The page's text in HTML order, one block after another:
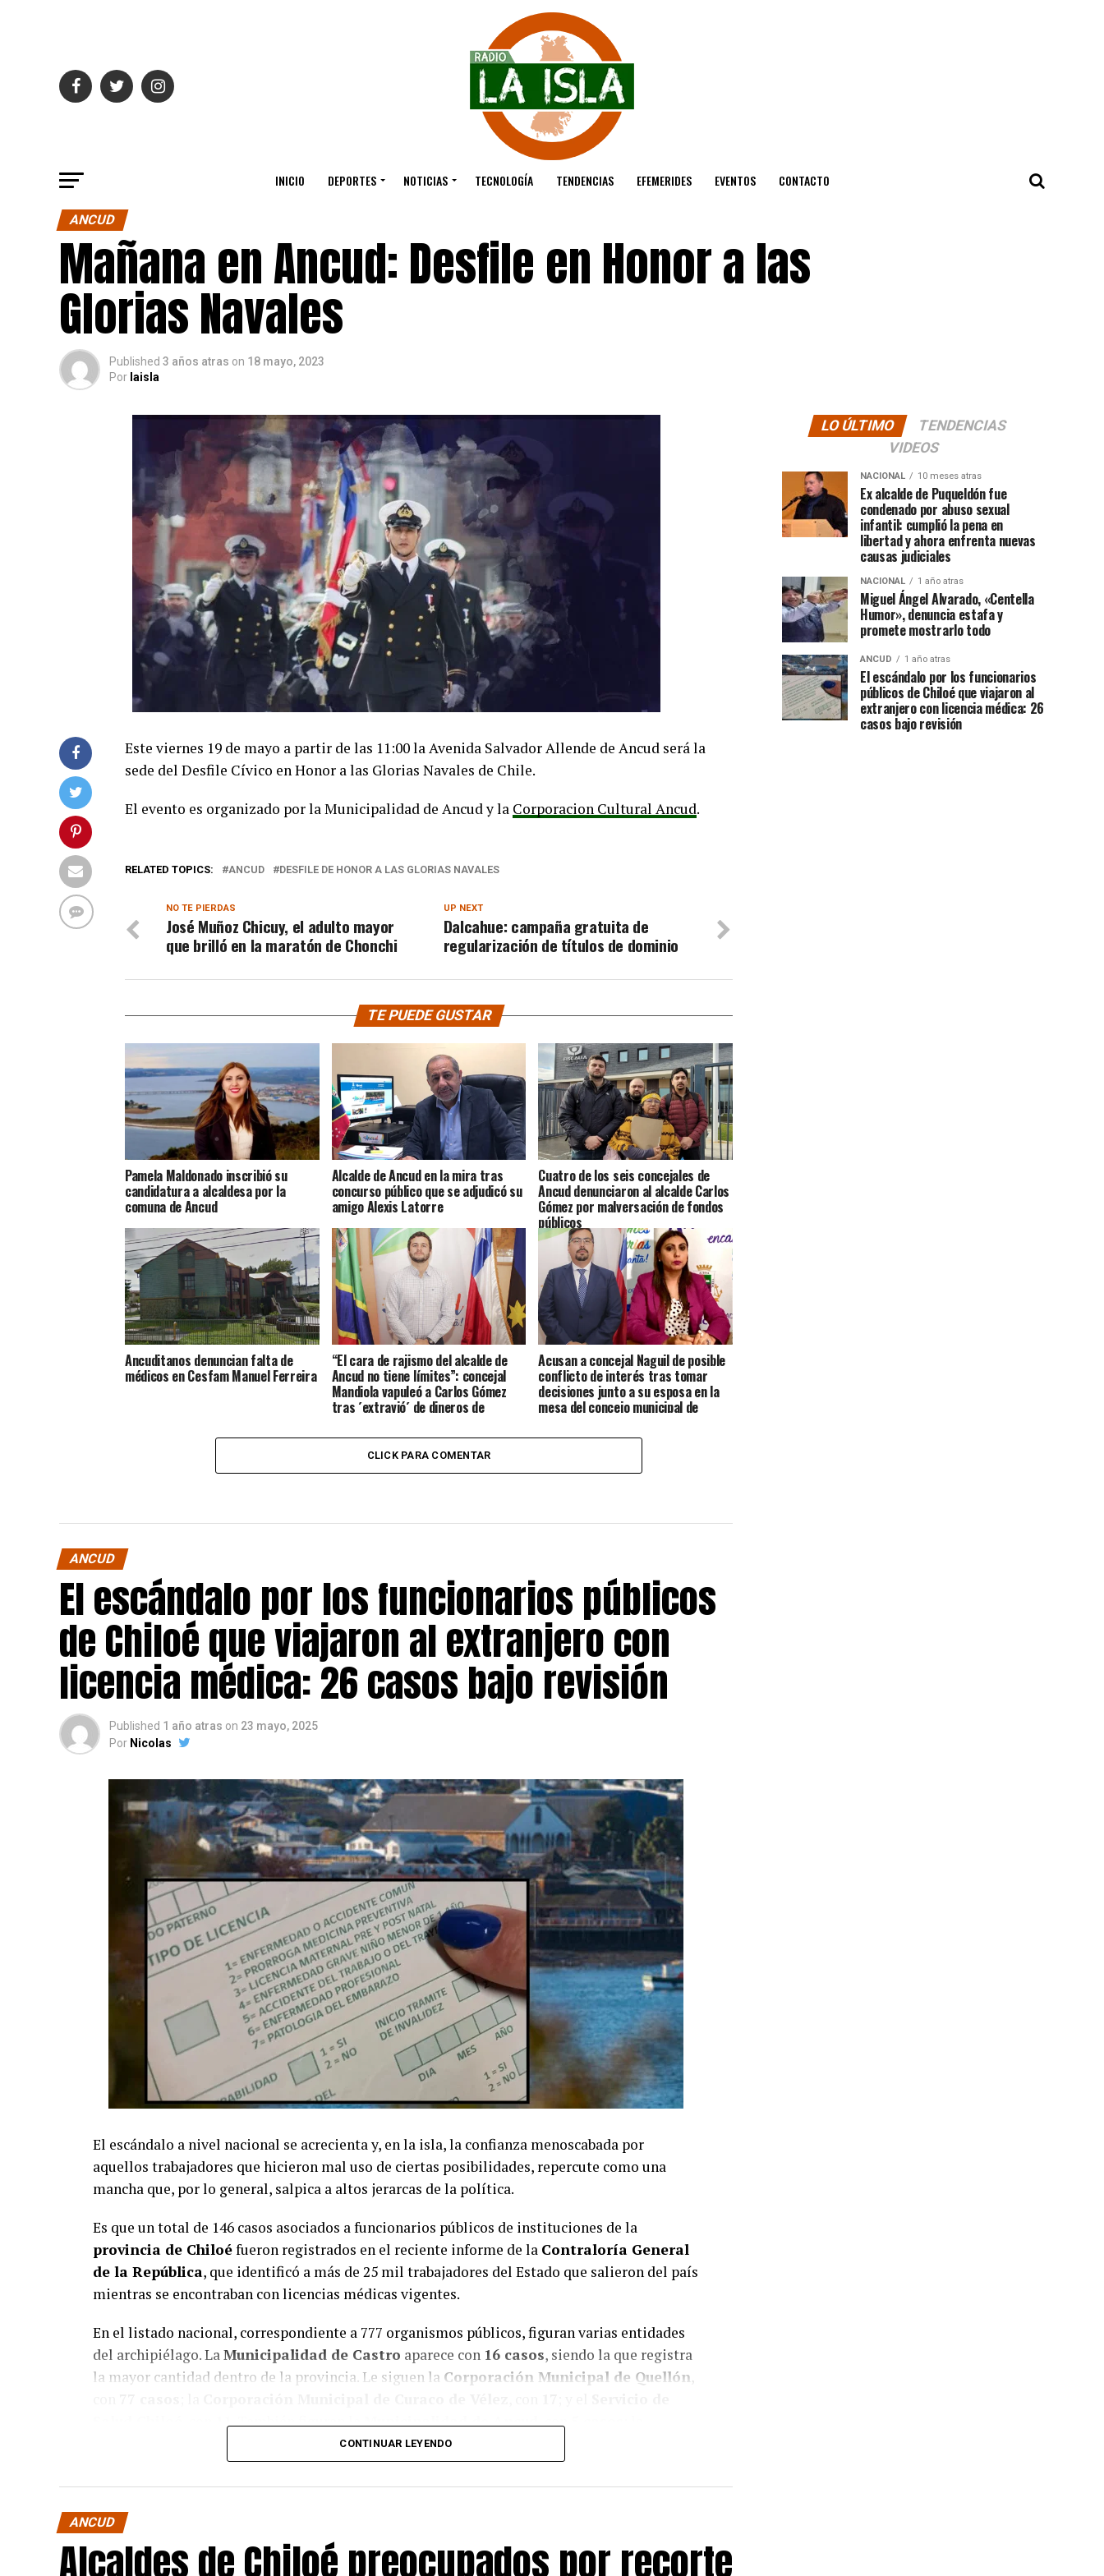
INICIO DEPORTES NOTICIAS TECNOLOGÍA TENDENCIAS EFEMERIDES EVENTOS CONTACTO
ANCUD
Mañana en Ancud: Desfile en Honor a las
Glorias Navales
Published 3 años atras on 18 mayo, 2023
Por laisla
Este viernes 19 de mayo a partir de las 11:00 la Avenida Salvador Allende de Ancud será la
sede del Desfile Cívico en Honor a las Glorias Navales de Chile.
El evento es organizado por la Municipalidad de Ancud y la Corporacion Cultural Ancud.
RELATED TOPICS: ANCUD DESFILE DE HONOR A LAS GLORIAS NAVALES
UP NEXT
Dalcahue: campaña gratuita de
regularización de títulos de dominio
NO TE PIERDAS
José Muñoz Chicuy, el adulto mayor
que brilló en la maratón de Chonchi
TE PUEDE GUSTAR
Pamela Maldonado inscribió su
candidatura a alcaldesa por la
comuna de Ancud
Alcalde de Ancud en la mira tras
concurso público que se adjudicó su
amigo Alexis Latorre
Cuatro de los seis concejales de
Ancud denunciaron al alcalde Carlos
Gómez por malversación de fondos
públicos
Ancuditanos denuncian falta de
médicos en Cesfam Manuel Ferreira
“El cara de rajismo del alcalde de
Ancud no tiene límites”: concejal
Mandiola vapuleó a Carlos Gómez
tras ´extravió´ de dineros de
Acusan a concejal Naguil de posible
conflicto de interés tras tomar
decisiones junto a su esposa en la
mesa del concejo municipal de
CLICK PARA COMENTAR
ANCUD
El escándalo por los funcionarios públicos
de Chiloé que viajaron al extranjero con
licencia médica: 26 casos bajo revisión
Published 1 año atras on 23 mayo, 2025
Por Nicolas
El escándalo a nivel nacional se acrecienta y, en la isla, la confianza menoscabada por
aquellos trabajadores que hicieron mal uso de ciertas posibilidades, repercute como una
mancha que, por lo general, salpica a altos jerarcas de la política.
Es que un total de 146 casos asociados a funcionarios públicos de instituciones de la
provincia de Chiloéfueron registrados en el reciente informe de la Contraloría General
de la República, que identificó a más de 25 mil trabajadores del Estado que salieron del país
mientras se encontraban con licencias médicas vigentes.
En el listado nacional, correspondiente a 777 organismos públicos, figuran varias entidades
del archipiélago. LaMunicipalidad de Castro aparece con 16 casos, siendo la que registra
la mayor cantidad dentro de la provincia. Le siguen la Corporación Municipal de Quellón,
11. También figuran laMunicipalidad de Ancud, con
Municipalidad de Puqueldón
Municipalidad de Curaco de Vélez, con2; y laMunicipalidad de Quinchao
que contaban con licencia médica activa, lo que infringe la normativa que regula el reposo
laboral y que exige su permanencia en territorio nacional salvo autorización específica.
CONTINUAR LEYENDO
ANCUD
Alcaldes de Chiloé preocupados por recorte
LO ÚLTIMO
TENDENCIAS
VIDEOS
NACIONAL 10 meses atras
Ex alcalde de Puqueldón fue
condenado por abuso sexual
infantil: cumplió la pena en
libertad y ahora enfrenta nuevas
causas judiciales
NACIONAL 1 año atras
Miguel Ángel Alvarado, «Centella
Humor», denuncia estafa y
promete mostrarlo todo
ANCUD 1 año atras
El escándalo por los funcionarios
públicos de Chiloé que viajaron al
extranjero con licencia médica: 26
casos bajo revisión